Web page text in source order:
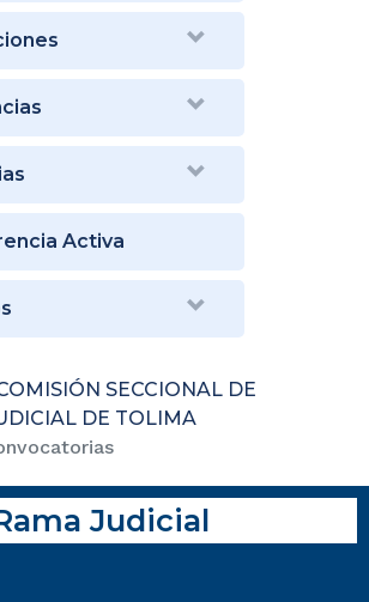
Activa
SECCIONAL DE
DE TOLIMA
Judicial